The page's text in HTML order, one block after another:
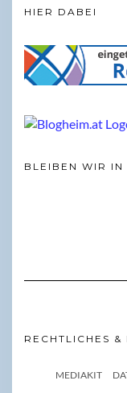
HIER DABEI
BLEIBEN WIR IN
RECHTLICHES &
MEDIAKIT